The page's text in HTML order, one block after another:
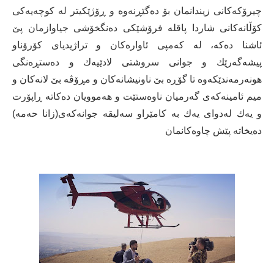
چیرۆکەکانی زیندانمان بۆ دەگێڕنەوە و ڕۆژێکیتر لە کوچەیەکی
کۆڵانەکانی شاردا پاقلە فرۆشێکی دەنگخۆشی جیاوازمان پێ
ئاشنا دەکە، لە کەمپی ئاوارەکان و تراژیدیای کۆرۆناو
پیشەگەرێك و جوانی سروشتی لادێیەك و دەستڕەنگی
هونەرمەندێکەوە تا گۆڕە بێ ناونیشانەکان و مڕۆڤە بێ لانەکان و
میم ئامینەکەی گەرمیان ناوەستێت و هەموویان دەکاتە ڕاپۆرت
و یەك لەدوای یەك بە کامێراو سەلیقە جوانەکەی(زانا حەمە)
دەیخاتە پێش چاوەکانمان